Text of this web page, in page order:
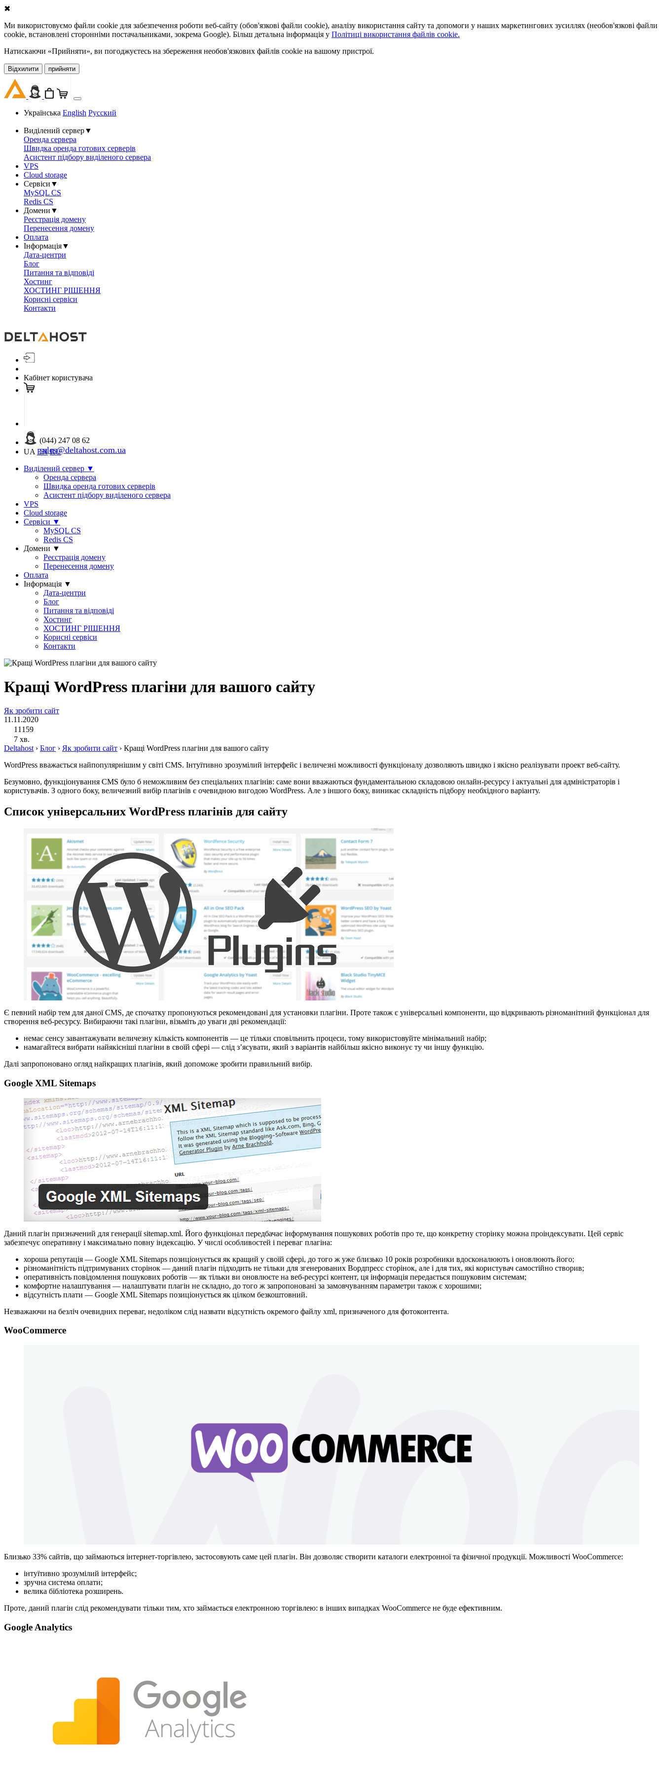
✖
Ми використовуємо файли cookie для забезпечення роботи веб-сайту (обов'язкові файли cookie), аналізу використання сайту та допомоги у наших маркетингових зусиллях (необов'язкові файли
cookie, встановлені сторонніми постачальниками, зокрема Google). Більш детальна інформація у Політиці використання файлів cookie.
Натискаючи «Прийняти», ви погоджуєтесь на збереження необов'язкових файлів cookie на вашому пристрої.
Відхилити прийняти
Українська English Русский
Виділений сервер▼
Оренда сервера
Швидка оренда готових серверів
Асистент підбору виділеного сервера
VPS
Cloud storage
Сервіси ▼
MySQL CS
Redis CS
Домени ▼
Реєстрація домену
Перенесення домену
Оплата
Інформація▼
Дата-центри
Блог
Питання та відповіді
Хостинг
ХОСТИНГ РІШЕННЯ
Корисні сервіси
Контакти
Кабінет користувача
(044) 247 08 62
sales@deltahost.com.ua
UA EN RU
Виділений сервер ▼
Оренда сервера
Швидка оренда готових серверів
Асистент підбору виділеного сервера
VPS
Cloud storage
Сервіси ▼
MySQL CS
Redis CS
Домени ▼
Реєстрація домену
Перенесення домену
Оплата
Інформація ▼
Дата-центри
Блог
Питання та відповіді
Хостинг
ХОСТИНГ РІШЕННЯ
Корисні сервіси
Контакти
Кращі WordPress плагіни для вашого сайту
Як зробити сайт
11.11.2020
11159
7 хв.
Deltahost› Блог › Як зробити сайт › Кращі WordPress плагіни для вашого сайту
WordPress вважається найпопулярнішим у світі CMS. Інтуїтивно зрозумілий інтерфейс і величезні можливості функціоналу дозволяють швидко і якісно реалізувати проект веб-сайту.
Безумовно, функціонування CMS було б неможливим без спеціальних плагінів: саме вони вважаються фундаментальною складовою онлайн-ресурсу і актуальні для адміністраторів і
користувачів. З одного боку, величезний вибір плагінів є очевидною вигодою WordPress. Але з іншого боку, виникає складність підбору необхідного варіанту.
Список універсальних WordPress плагінів для сайту
Є певний набір тем для даної CMS, де спочатку пропонуються рекомендовані для установки плагіни. Проте також є універсальні компоненти, що відкривають різноманітний функціонал для
створення веб-ресурсу. Вибираючи такі плагіни, візьміть до уваги дві рекомендації:
немає сенсу завантажувати величезну кількість компонентів — це тільки сповільнить процеси, тому використовуйте мінімальний набір;
намагайтеся вибрати найякісніші плагіни в своїй сфері — слід з’ясувати, який з варіантів найбільш якісно виконує ту чи іншу функцію.
Далі запропоновано огляд найкращих плагінів, який допоможе зробити правильний вибір.
Google XML Sitemaps
Даний плагін призначений для генерації sitemap.xml. Його функціонал передбачає інформування пошукових роботів про те, що конкретну сторінку можна проіндексувати. Цей сервіс
забезпечує оперативну і максимально повну індексацію. У числі особливостей і переваг плагіна:
хороша репутація — Google XML Sitemaps позиціонується як кращий у своїй сфері, до того ж уже близько 10 років розробники вдосконалюють і оновлюють його;
різноманітність підтримуваних сторінок — даний плагін підходить не тільки для згенерованих Вордпресс сторінок, але і для тих, які користувач самостійно створив;
оперативність повідомлення пошукових роботів — як тільки ви оновлюєте на веб-ресурсі контент, ця інформація передається пошуковим системам;
комфортне налаштування — налаштувати плагін не складно, до того ж запропоновані за замовчуванням параметри також є хорошими;
відсутність плати — Google XML Sitemaps позиціонується як цілком безкоштовний.
Незважаючи на безліч очевидних переваг, недоліком слід назвати відсутність окремого файлу xml, призначеного для фотоконтента.
WooCommerce
Близько 33% сайтів, що займаються інтернет-торгівлею, застосовують саме цей плагін. Він дозволяє створити каталоги електронної та фізичної продукції. Можливості WooCommerce:
інтуїтивно зрозумілий інтерфейс;
зручна система оплати;
велика бібліотека розширень.
Проте, даний плагін слід рекомендувати тільки тим, хто займається електронною торгівлею: в інших випадках WooCommerce не буде ефективним.
Google Analytics